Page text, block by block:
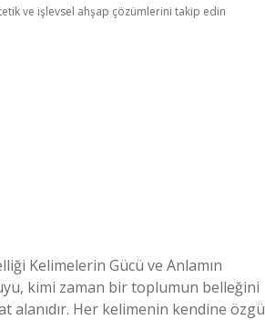
ve işlevsel ahşap çözümlerini takip edin
Kelimelerin Gücü ve Anlamın
kimi zaman bir toplumun belleğini
alanıdır. Her kelimenin kendine özgü